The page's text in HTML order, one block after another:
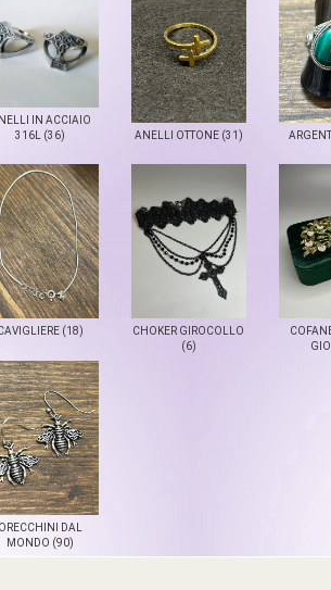
IN ACCIAIO
316L (36)
ANELLI OTTONE (31)
(18)
CHOKER GIROCOLLO
(6)
DAL
MONDO (90)